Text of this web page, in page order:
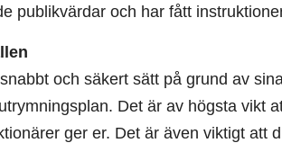
publikvärdar och har fått
och säkert sätt på grund av
Det är av högsta vikt
ger er. Det är även viktigt att